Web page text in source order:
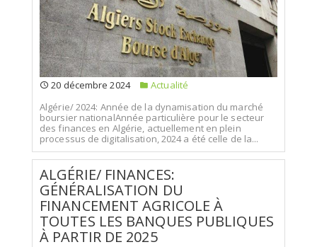
20 décembre 2024
Actualité
Algérie/ 2024: Année de la dynamisation du marché
boursier nationalAnnée particulière pour le secteur
des finances en Algérie, actuellement en plein
processus de digitalisation, 2024 a été celle de la...
ALGÉRIE/ FINANCES:
GÉNÉRALISATION DU
FINANCEMENT AGRICOLE À
TOUTES LES BANQUES PUBLIQUES
À PARTIR DE 2025